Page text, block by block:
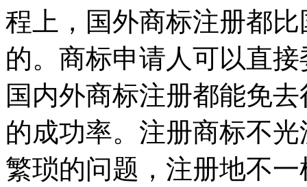
程上，国外商标注册都
的。商标申请人可以直
国内外商标注册都能免
的成功率。注册商标不
繁琐的问题，注册地不